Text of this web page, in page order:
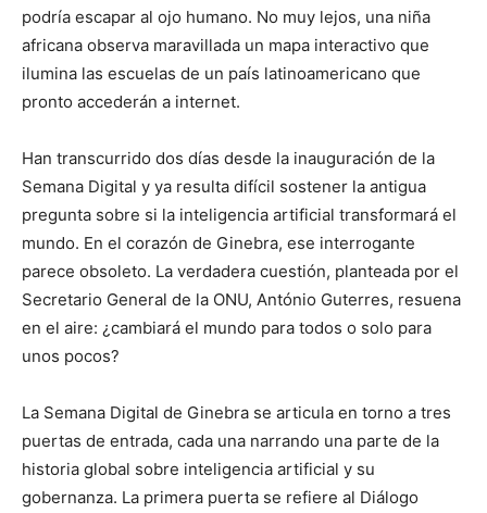
podría escapar al ojo humano. No muy lejos, una niña
africana observa maravillada un mapa interactivo que
ilumina las escuelas de un país latinoamericano que
pronto accederán a internet.
Han transcurrido dos días desde la inauguración de la
Semana Digital y ya resulta difícil sostener la antigua
pregunta sobre si la inteligencia artificial transformará el
mundo. En el corazón de Ginebra, ese interrogante
parece obsoleto. La verdadera cuestión, planteada por el
Secretario General de la ONU, António Guterres, resuena
en el aire: ¿cambiará el mundo para todos o solo para
unos pocos?
La Semana Digital de Ginebra se articula en torno a tres
puertas de entrada, cada una narrando una parte de la
historia global sobre inteligencia artificial y su
gobernanza. La primera puerta se refiere al Diálogo